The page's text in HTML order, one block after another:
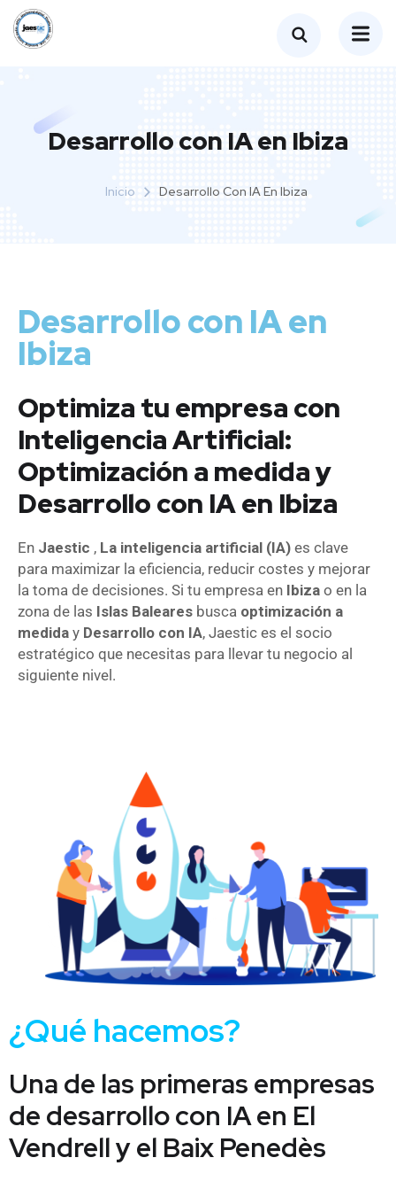
Desarrollo con IA en Ibiza
Inicio Desarrollo Con IA En Ibiza
Desarrollo con IA en
Ibiza
Optimiza tu empresa con
Inteligencia Artificial:
Optimización a medida y
Desarrollo con IA en Ibiza
En Jaestic , La inteligencia artificial (IA) es clave
para maximizar la eficiencia, reducir costes y mejorar
la toma de decisiones. Si tu empresa en Ibiza o en la
zona de las Islas Baleares busca optimización a
medida y Desarrollo con IA, Jaestic es el socio
estratégico que necesitas para llevar tu negocio al
siguiente nivel.
¿Qué hacemos?
Una de las primeras empresas
de desarrollo con IA en El
Vendrell y el Baix Penedès